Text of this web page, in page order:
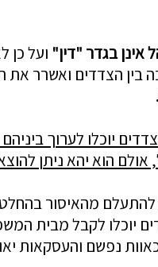
אינן בגדר "דין" ועל כן
בין הצדדים ואשרר את
יוכלו לערוך
הוא יהא ניתן
מהאיסור
יוכלו לקבל מבית
נפשם והעסקאות